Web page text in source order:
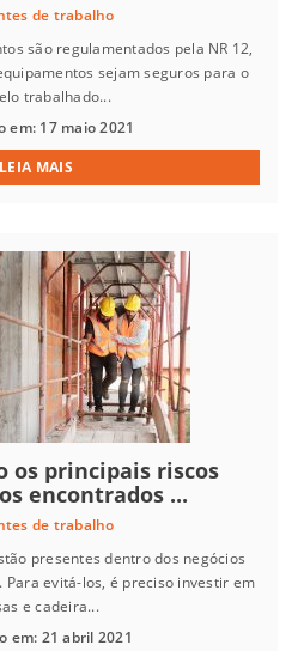
de trabalho
são regulamentados pela NR 12,
sejam seguros para o
trabalhado...
em: 17 maio 2021
LEIA MAIS
os principais riscos
encontrados ...
de trabalho
presentes dentro dos negócios
evitá-los, é preciso investir em
e cadeira...
em: 21 abril 2021